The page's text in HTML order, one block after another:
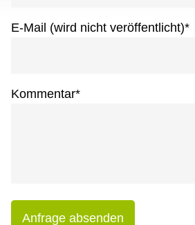
E-Mail (wird nicht veröffentlicht)*
Kommentar*
Anfrage absenden